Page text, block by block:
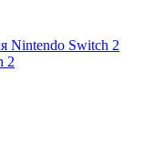
Nintendo Switch 2
2